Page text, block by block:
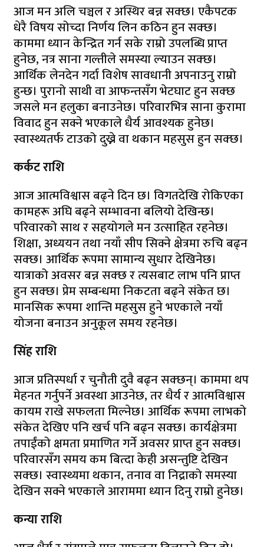
आज मन अलि चञ्चल र अस्थिर बन्न सक्छ। एकैपटक
धेरै विषय सोच्दा निर्णय लिन कठिन हुन सक्छ।
काममा ध्यान केन्द्रित गर्न सके राम्रो उपलब्धि प्राप्त
हुनेछ, नत्र साना गल्तीले समस्या ल्याउन सक्छ।
आर्थिक लेनदेन गर्दा विशेष सावधानी अपनाउनु राम्रो
हुन्छ। पुरानो साथी वा आफन्तसँग भेटघाट हुन सक्छ
जसले मन हलुका बनाउनेछ। परिवारभित्र साना कुरामा
विवाद हुन सक्ने भएकाले धैर्य आवश्यक हुनेछ।
स्वास्थ्यतर्फ टाउको दुख्ने वा थकान महसुस हुन सक्छ।
कर्कट राशि
आज आत्मविश्वास बढ्ने दिन छ। विगतदेखि रोकिएका
कामहरू अघि बढ्ने सम्भावना बलियो देखिन्छ।
परिवारको साथ र सहयोगले मन उत्साहित रहनेछ।
शिक्षा, अध्ययन तथा नयाँ सीप सिक्ने क्षेत्रमा रुचि बढ्न
सक्छ। आर्थिक रूपमा सामान्य सुधार देखिनेछ।
यात्राको अवसर बन्न सक्छ र त्यसबाट लाभ पनि प्राप्त
हुन सक्छ। प्रेम सम्बन्धमा निकटता बढ्ने संकेत छ।
मानसिक रूपमा शान्ति महसुस हुने भएकाले नयाँ
योजना बनाउन अनुकूल समय रहनेछ।
सिंह राशि
आज प्रतिस्पर्धा र चुनौती दुवै बढ्न सक्छन्। काममा थप
मेहनत गर्नुपर्ने अवस्था आउनेछ, तर धैर्य र आत्मविश्वास
कायम राखे सफलता मिल्नेछ। आर्थिक रूपमा लाभको
संकेत देखिए पनि खर्च पनि बढ्न सक्छ। कार्यक्षेत्रमा
तपाईंको क्षमता प्रमाणित गर्ने अवसर प्राप्त हुन सक्छ।
परिवारसँग समय कम बित्दा केही असन्तुष्टि देखिन
सक्छ। स्वास्थ्यमा थकान, तनाव वा निद्राको समस्या
देखिन सक्ने भएकाले आराममा ध्यान दिनु राम्रो हुनेछ।
कन्या राशि